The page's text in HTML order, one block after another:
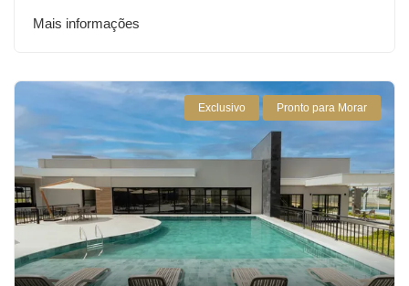
Mais informações
Exclusivo Pronto para Morar